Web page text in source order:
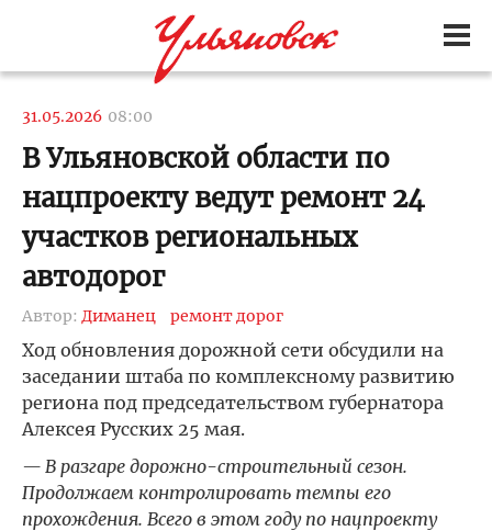
31.05.2026 08:00
В Ульяновской области по
нацпроекту ведут ремонт 24
участков региональных
автодорог
Автор: Диманец ремонт дорог
Ход обновления дорожной сети обсудили на
заседании штаба по комплексному развитию
региона под председательством губернатора
Алексея Русских 25 мая.
— В разгаре дорожно-строительный сезон.
Продолжаем контролировать темпы его
прохождения. Всего в этом году по нацпроекту